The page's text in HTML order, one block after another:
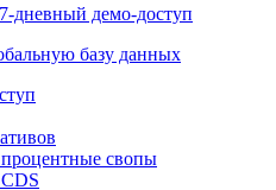
& Funds
Funds
7-дневный
базу данных